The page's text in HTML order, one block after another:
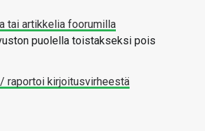
tai artikkelia foorumilla
puolella toistakseksi pois
raportoi kirjoitusvirheestä